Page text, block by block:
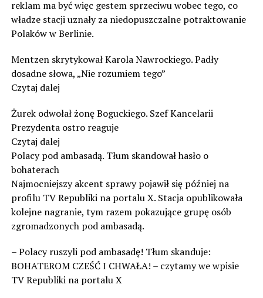
reklam ma być więc gestem sprzeciwu wobec tego, co
władze stacji uznały za niedopuszczalne potraktowanie
Polaków w Berlinie.
Mentzen skrytykował Karola Nawrockiego. Padły
dosadne słowa, „Nie rozumiem tego”
Czytaj dalej
Żurek odwołał żonę Boguckiego. Szef Kancelarii
Prezydenta ostro reaguje
Czytaj dalej
Polacy pod ambasadą. Tłum skandował hasło o
bohaterach
Najmocniejszy akcent sprawy pojawił się później na
profilu TV Republiki na portalu X. Stacja opublikowała
kolejne nagranie, tym razem pokazujące grupę osób
zgromadzonych pod ambasadą.
– Polacy ruszyli pod ambasadę! Tłum skanduje:
BOHATEROM CZEŚĆ I CHWAŁA! – czytamy we wpisie
TV Republiki na portalu X